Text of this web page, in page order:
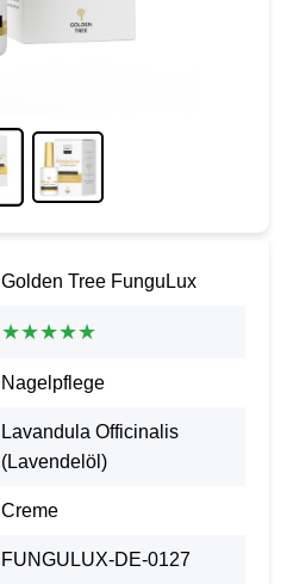
Golden Tree FunguLux
★★★★★
Nagelpflege
Lavandula Officinalis
(Lavendelöl)
Creme
FUNGULUX-DE-0127